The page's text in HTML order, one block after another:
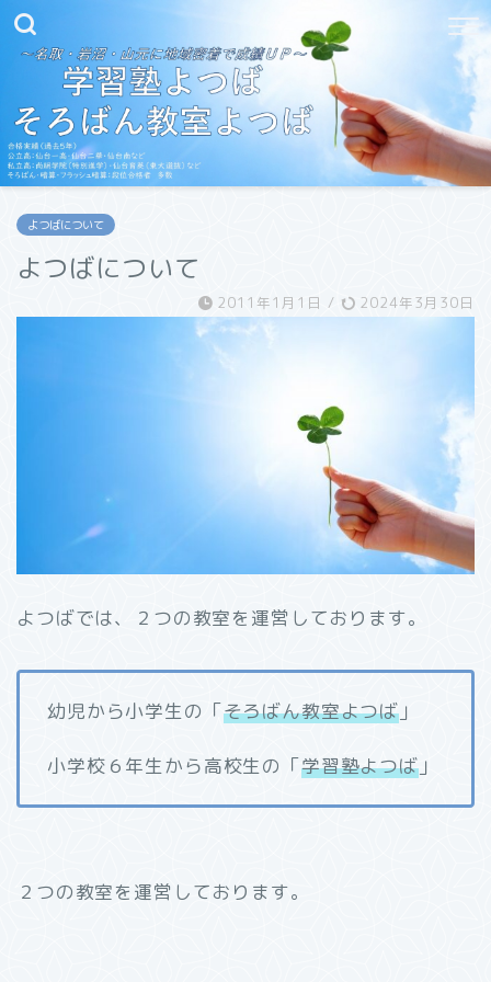
よつばについて
よつばについて
2011年1月1日 / 2024年3月30日
よつばでは、２つの教室を運営しております。
幼児から小学生の「そろばん教室よつば 」
小学校６年生から高校生の「学習塾よつば」
２つの教室を運営しております。